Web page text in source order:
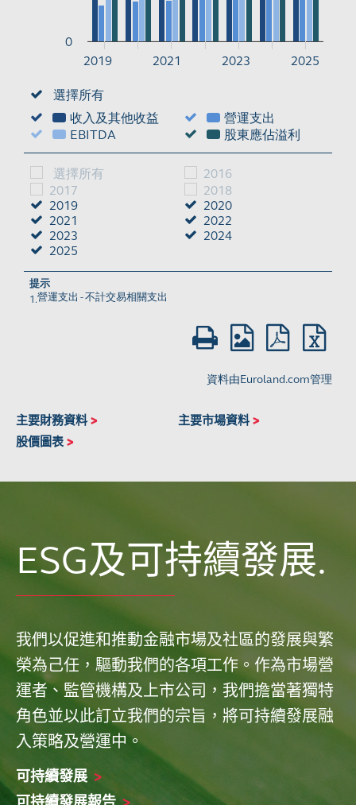
主要財務資料 > 主要市場資料 >
股價圖表 >
ESG及可持續發展.
我們以促進和推動金融市場及社區的發展與繁
榮為己任，驅動我們的各項工作。作為市場營
運者、監管機構及上市公司，我們擔當著獨特
角色並以此訂立我們的宗旨，將可持續發展融
入策略及營運中。
可持續發展 >